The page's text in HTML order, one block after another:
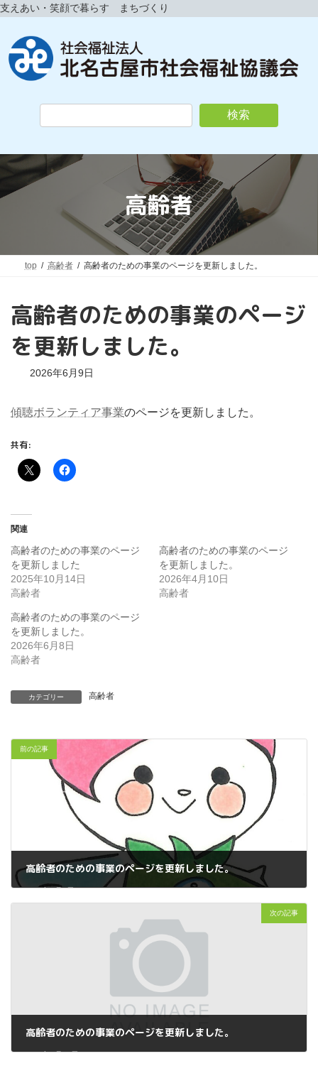
コ
ン
ン
ツ
ナ
ビ
ー
シ
支えあい・笑顔で暮らす まちづくり
検索
高齢者
top 高齢者 高齢者のための事業のページを更新しました。
高齢者のための事業のページ
を更新しました。
2026年6月9日
傾聴ボランティア事業のページを更新しました。
共有:
関連
高齢者のための事業のページ
を更新しました
2025年10月14日
高齢者
高齢者のための事業のページ
を更新しました。
2026年4月10日
高齢者
高齢者のための事業のページ
を更新しました。
2026年6月8日
高齢者
カテゴリー 高齢者
前の記事
高齢者のための事業のページを更新しました。
2026年6月8日
次の記事
高齢者のための事業のページを更新しました。
2026年6月10日